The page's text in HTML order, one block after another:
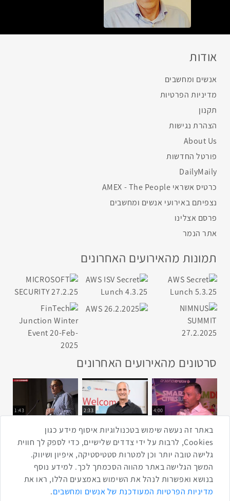
אודות
אנשים ומחשבים
מדיניות הפרטיות
תקנון
הצהרת נגישות
About Us
פורטל החדשות
DailyMaily
כרטיס אשראי AMEX - The People
נצפיתם באירועי אנשים ומחשבים
פרסם אצלינו
אתר הנמר
תמונות מהאירועים האחרונים
סרטונים מהאירועים האחרונים
4:00
2:33
1:43
3:52
כנס RPA
1:14
כנס בינת יערות הכרמל
כנס F5
שתפו ברשת
באתר זה נעשה שימוש בטכנולוגיות איסוף מידע כגון
Cookies, לרבות על ידי צדדים שלישיים, כדי לספק לך חווית
גלישה טובה יותר וכן למטרות סטטיסטיקה, איפיון ושיווק.
המשך הגלישה באתר מהווה הסכמתך לכך. למידע נוסף
בנושא ואפשרות לנהל את השימוש באמצעים הללו, ראו את
מדיניות הפרטיות המעודכנת של אנשים ומחשבים.